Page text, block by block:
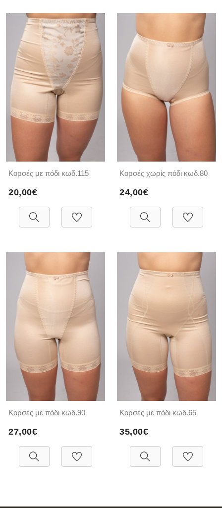
Κορσές με πόδι κωδ.115
20,00€
Κορσές χωρίς πόδι κωδ.80
24,00€
Κορσές με πόδι κωδ.90
27,00€
Κορσές με πόδι κωδ.65
35,00€